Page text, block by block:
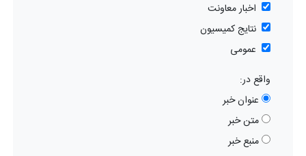
اخبار معاونت
نتایج کمیسیون
عمومی
واقع در:
عنوان خبر
متن خبر
منبع خبر